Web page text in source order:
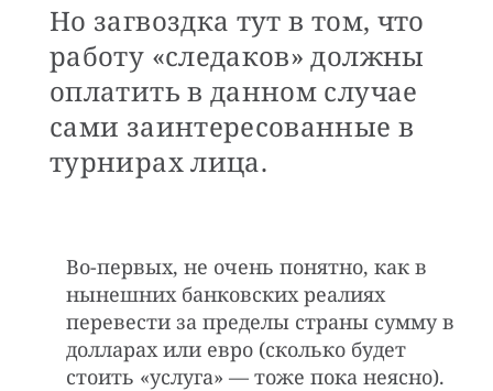
Но загвоздка тут в том, что
работу «следаков» должны
оплатить в данном случае
сами заинтересованные в
турнирах лица.
Во-первых, не очень понятно, как в
нынешних банковских реалиях
перевести за пределы страны сумму в
долларах или евро (сколько будет
стоить «услуга» — тоже пока неясно).